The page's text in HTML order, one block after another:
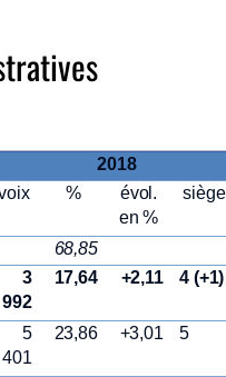
2018
%
évol.
en %
68,85
3
992
17,64 +2,11 4 (+1)
5
401
23,86 +3,01 5